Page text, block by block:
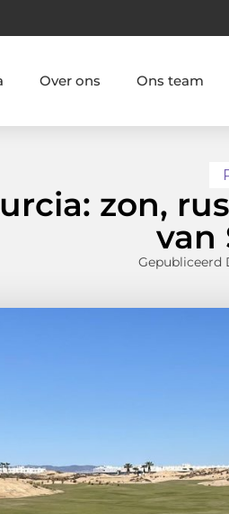
Over ons Ons team
zon,
van
Gepubliceerd